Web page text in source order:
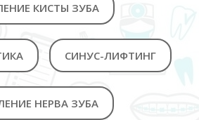
КИСТЫ ЗУБА
СИНУС-ЛИФТИНГ
НЕРВА ЗУБА